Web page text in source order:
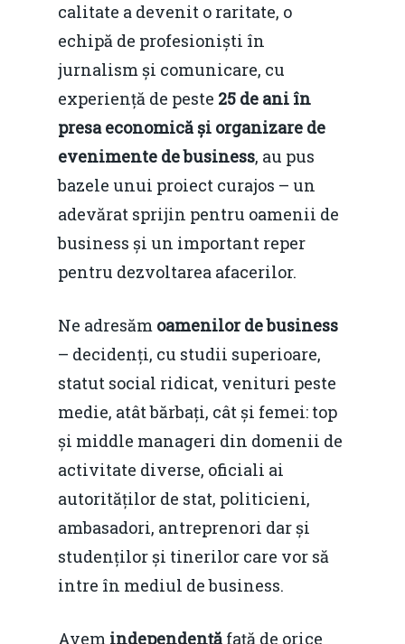
calitate a devenit o raritate, o
echipă de profesioniști în
jurnalism și comunicare, cu
experiență de peste 25 de ani în
presa economică și organizare de
evenimente de business, au pus
bazele unui proiect curajos – un
adevărat sprijin pentru oamenii de
business și un important reper
pentru dezvoltarea afacerilor.
Ne adresăm oamenilor de business
– decidenți, cu studii superioare,
statut social ridicat, venituri peste
medie, atât bărbați, cât și femei: top
și middle manageri din domenii de
activitate diverse, oficiali ai
autorităților de stat, politicieni,
ambasadori, antreprenori dar și
studenților și tinerilor care vor să
intre în mediul de business.
Avem independență față de orice
Mai 2015
Martie 2015
Construcții și